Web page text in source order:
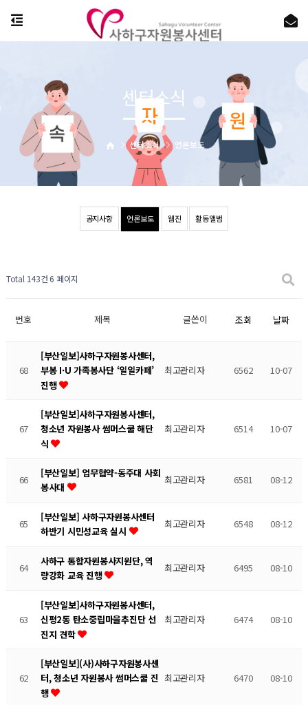
공지사항 언론보도 웹진 활동앨범
센터소식 언론보도
센터소식
Total 143건 6 페이지
번호 제목 글쓴이 조회 날짜
68
[부산일보]사하구자원봉사센터,
부봉 I·U 가족봉사단 ‘일일카페’
진행
최고관리자 6562 10-07
67
[부산일보]사하구자원봉사센터,
청소년 자원봉사 썸머스쿨 해단
식
최고관리자 6514 10-07
66
[부산일보] 업무협약-동주대 사회
봉사대
최고관리자 6581 08-12
65
[부산일보] 사하구자원봉사센터
하반기 시민성교육 실시
최고관리자 6548 08-12
64
사하구 통합자원봉사지원단, 역
량강화 교육 진행
최고관리자 6495 08-10
63
[부산일보]사하구자원봉사센터,
신평2동 탄소중립마을추진단 선
진지 견학
최고관리자 6474 08-10
62
[부산일보](사)사하구자원봉사센
터, 청소년 자원봉사 썸머스쿨 진
행
최고관리자 6470 08-10